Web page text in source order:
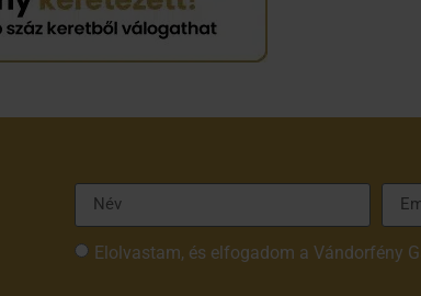
Elolvastam, és elfogadom a Vándorfény